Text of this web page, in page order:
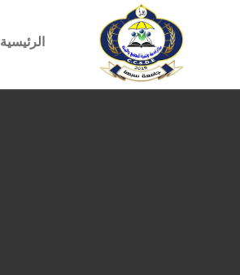
الرئيسية